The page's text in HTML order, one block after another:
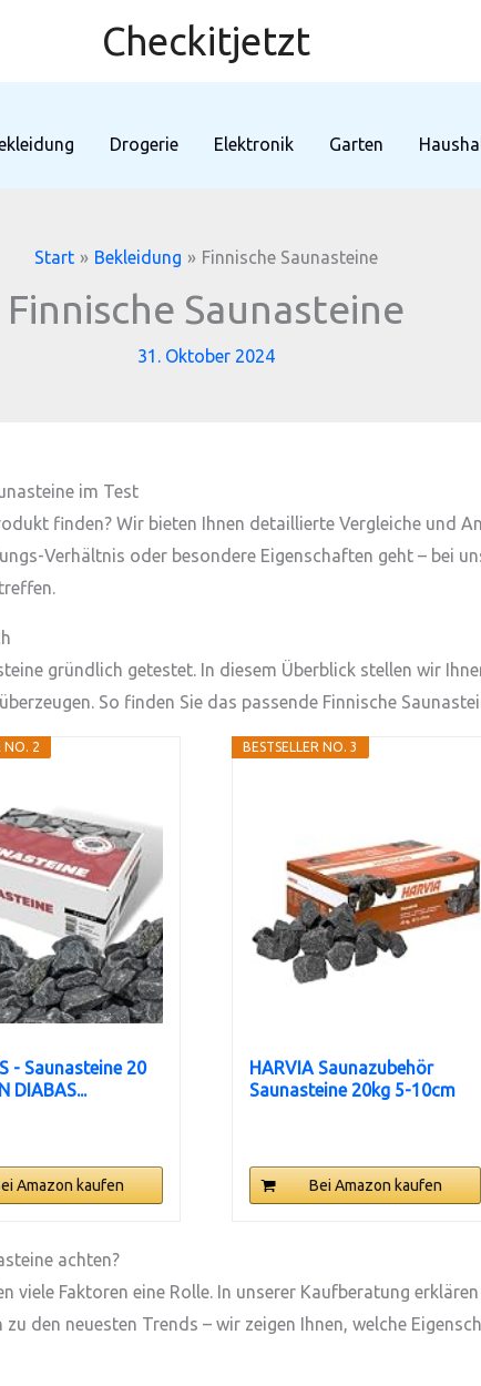
Checkitjetzt
Drogerie Elektronik Garten
Start Bekleidung Finnische Saunasteine
Finnische Saunasteine
31. Oktober 2024
im Test
finden? Wir bieten Ihnen detaillierte Vergleiche und
Verhältnis oder besondere Eigenschaften geht – bei
gründlich getestet. In diesem Überblick stellen wir
So finden Sie das passende Finnische
NO. 2
- Saunasteine 20
DIABAS...
Amazon kaufen
BESTSELLER NO. 3
HARVIA Saunazubehör
Saunasteine 20kg 5-10cm
Bei Amazon kaufen
achten?
viele Faktoren eine Rolle. In unserer Kaufberatung
den neuesten Trends – wir zeigen Ihnen, welche